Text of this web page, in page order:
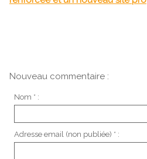
Nouveau commentaire :
Nom * :
Adresse email (non publiée) * :